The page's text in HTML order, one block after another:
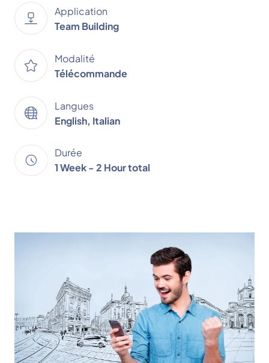
Application
Team Building
Modalité
Télécommande
Langues
English, Italian
Durée
1 Week - 2 Hour total